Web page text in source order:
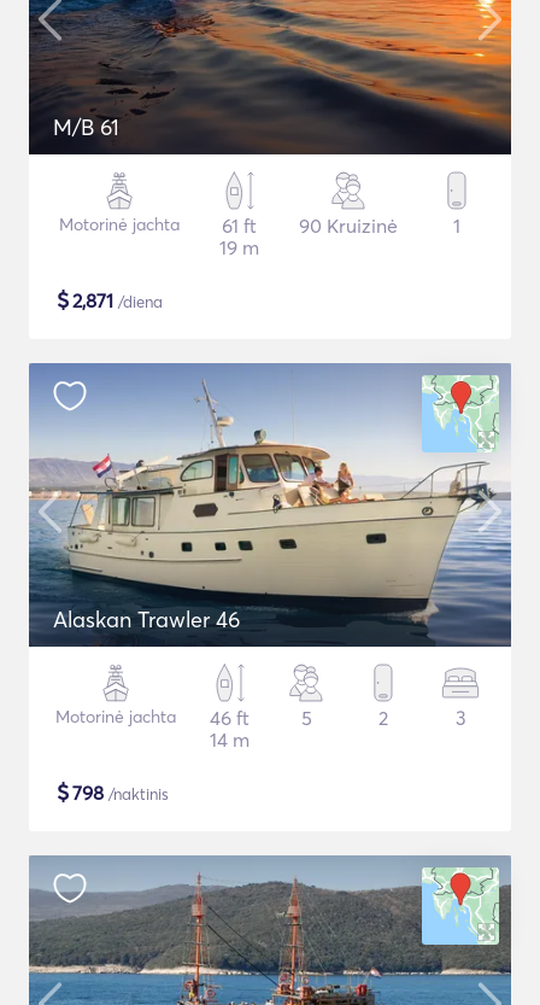
M/B 61
Motorinė jachta
61 ft
19 m
90 Kruizinė 1
$2,871 /diena
Alaskan Trawler 46
Motorinė jachta
46 ft
14 m
5 2 3
$798 /naktinis